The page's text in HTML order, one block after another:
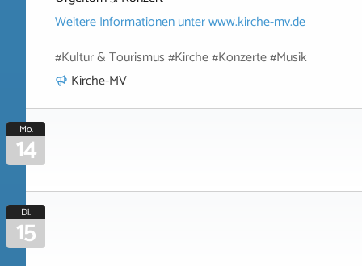
Weitere Informationen unterwww.kirche-mv.de
#Kultur & Tourismus #Kirche #Konzerte #Musik
Kirche-MV
Mo.
14
Di.
15